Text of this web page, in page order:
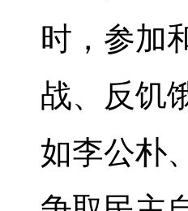
时，参加
战、反饥
如李公朴